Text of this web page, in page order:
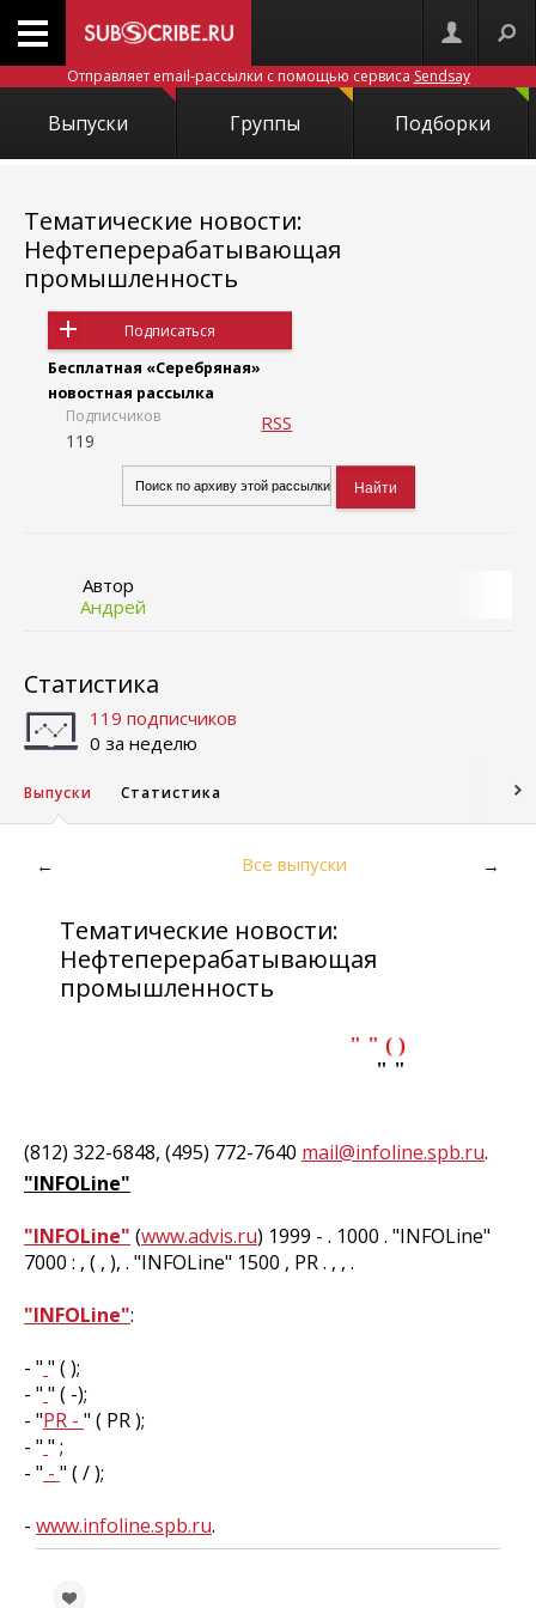
Отправляет email-рассылки с помощью сервиса Sendsay
Выпуски Группы Подборки
Тематические новости:
Нефтеперерабатывающая
промышленность
Подписаться
Бесплатная «Серебряная»
новостная рассылка
Подписчиков
119
RSS
Автор
Андрей
Статистика
119 подписчиков
0 за неделю
Выпуски Статистика
← Все выпуски →
Тематические новости:
Нефтеперерабатывающая
промышленность
" " ( )
" "
(812) 322-6848, (495) 772-7640 mail@infoline.spb.ru.
"INFOLine"
"INFOLine" (www.advis.ru) 1999 - . 1000 . "INFOLine"
7000 : , ( , ), . "INFOLine" 1500 , PR . , , .
"INFOLine":
- " " ( );
- " " ( -);
- "PR - " ( PR );
- " " ;
- " - " ( / );
- www.infoline.spb.ru.